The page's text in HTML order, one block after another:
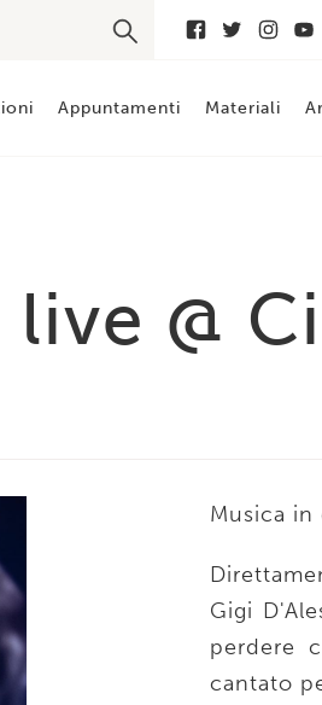
Appuntamenti Materiali
live @
Musica
Gigi
perdere
cantato